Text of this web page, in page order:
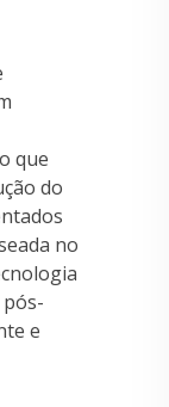
que
do
no
e